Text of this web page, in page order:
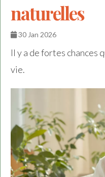
naturelles
30 Jan 2026
Il y a de fortes chances
vie.